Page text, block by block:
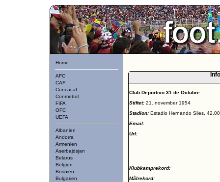
Home
AFC
CAF
Concacaf
Conmebol
FIFA
OFC
UEFA
Albanien
Andorra
Armenien
Aserbajdsjan
Belarus
Belgien
Bosnien
Bulgarien
Club Deportivo 31 de Octubre
Stiftet: 21. november 1954
Stadion: Estadio Hernando Siles,
Email:
Url:
Klubkamprekord:
Målrekord: